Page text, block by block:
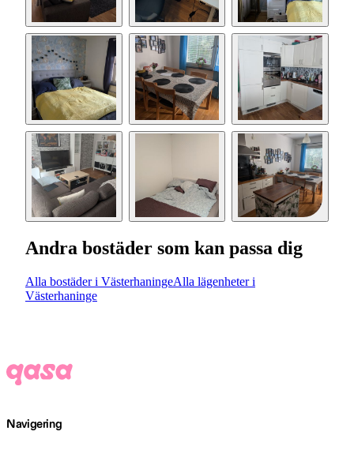
Andra bostäder som kan passa dig
Alla bostäder i VästerhaningeAlla lägenheter i
Västerhaninge
Navigering